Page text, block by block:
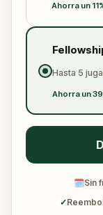
Ahorra un
Hasta 5
Ahorra un
🗓Sin
✓